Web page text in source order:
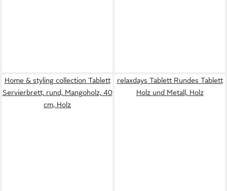
Home & styling collection Tablett
Servierbrett, rund, Mangoholz, 40
cm, Holz
relaxdays Tablett Rundes Tablett
Holz und Metall, Holz